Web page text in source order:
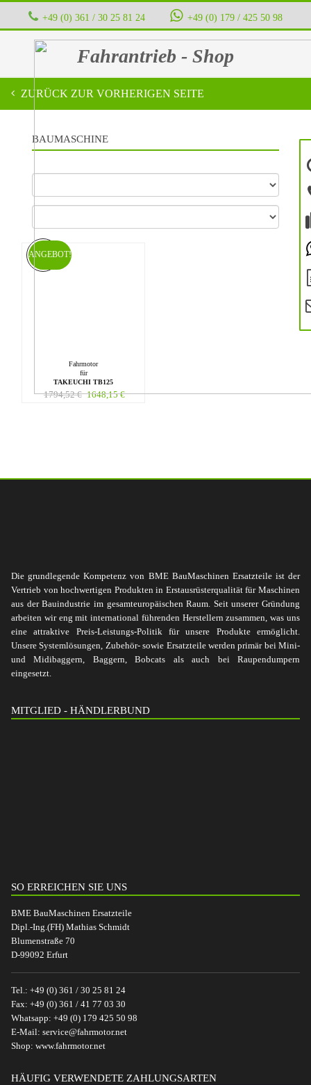
+49 (0) 361 / 30 25 81 24 ‭ ‭ ‭ ‭ +49 (0) 179 / 425 50 98
Fahrantrieb - Shop
ZURÜCK ZUR VORHERIGEN SEITE
BAUMASCHINE
Fahrmotor
für
TAKEUCHI TB125
1794,52€ 1648,15€
ANGEBOT!
Die grundlegende Kompetenz von BME BauMaschinen Ersatzteile ist der
Vertrieb von hochwertigen Produkten in Erstausrüsterqualität für Maschinen
aus der Bauindustrie im gesamteuropäischen Raum. Seit unserer Gründung
arbeiten wir eng mit international führenden Herstellern zusammen, was uns
eine attraktive Preis-Leistungs-Politik für unsere Produkte ermöglicht.
Unsere Systemlösungen, Zubehör- sowie Ersatzteile werden primär bei Mini-
und Midibaggern, Baggern, Bobcats als auch bei Raupendumpern
eingesetzt.
MITGLIED - HÄNDLERBUND
SO ERREICHEN SIE UNS
BME BauMaschinen Ersatzteile
Dipl.-Ing.(FH) Mathias Schmidt
Blumenstraße 70
D-99092 Erfurt
Tel.: +49 (0) 361 / 30 25 81 24
Fax: +49 (0) 361 / 41 77 03 30
Whatsapp: +49 (0) 179 425 50 98
E-Mail: service@fahrmotor.net
Shop: www.fahrmotor.net
HÄUFIG VERWENDETE ZAHLUNGSARTEN